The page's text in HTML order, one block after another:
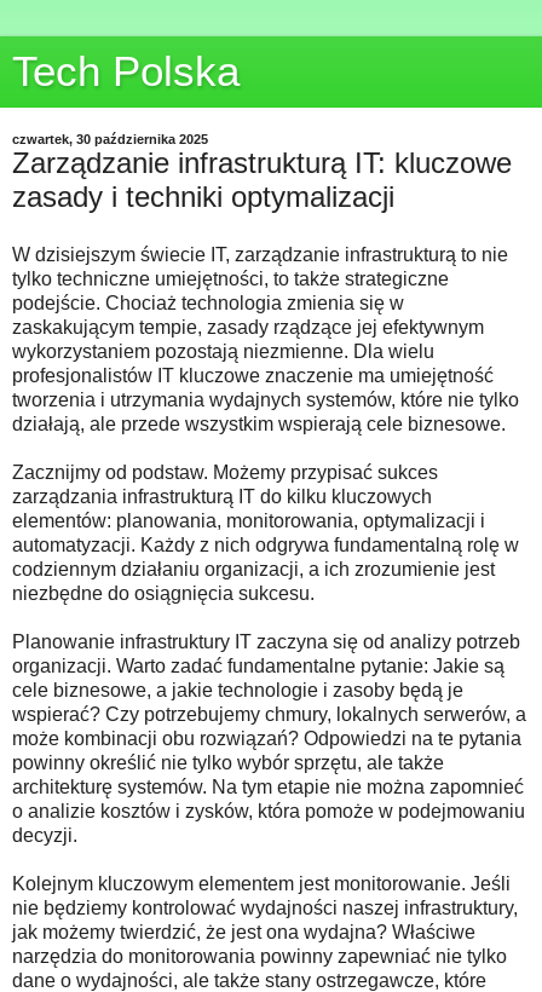
Tech Polska
czwartek, 30 października 2025
Zarządzanie infrastrukturą IT: kluczowe
zasady i techniki optymalizacji
W dzisiejszym świecie IT, zarządzanie infrastrukturą to nie
tylko techniczne umiejętności, to także strategiczne
podejście. Chociaż technologia zmienia się w
zaskakującym tempie, zasady rządzące jej efektywnym
wykorzystaniem pozostają niezmienne. Dla wielu
profesjonalistów IT kluczowe znaczenie ma umiejętność
tworzenia i utrzymania wydajnych systemów, które nie tylko
działają, ale przede wszystkim wspierają cele biznesowe.
Zacznijmy od podstaw. Możemy przypisać sukces
zarządzania infrastrukturą IT do kilku kluczowych
elementów: planowania, monitorowania, optymalizacji i
automatyzacji. Każdy z nich odgrywa fundamentalną rolę w
codziennym działaniu organizacji, a ich zrozumienie jest
niezbędne do osiągnięcia sukcesu.
Planowanie infrastruktury IT zaczyna się od analizy potrzeb
organizacji. Warto zadać fundamentalne pytanie: Jakie są
cele biznesowe, a jakie technologie i zasoby będą je
wspierać? Czy potrzebujemy chmury, lokalnych serwerów, a
może kombinacji obu rozwiązań? Odpowiedzi na te pytania
powinny określić nie tylko wybór sprzętu, ale także
architekturę systemów. Na tym etapie nie można zapomnieć
o analizie kosztów i zysków, która pomoże w podejmowaniu
decyzji.
Kolejnym kluczowym elementem jest monitorowanie. Jeśli
nie będziemy kontrolować wydajności naszej infrastruktury,
jak możemy twierdzić, że jest ona wydajna? Właściwe
narzędzia do monitorowania powinny zapewniać nie tylko
dane o wydajności, ale także stany ostrzegawcze, które